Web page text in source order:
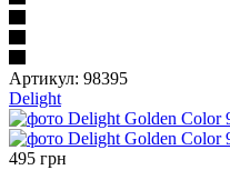
Артикул: 98395
Delight
495 грн